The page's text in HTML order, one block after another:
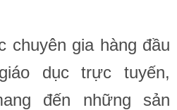
chuyên gia hàng đầu
dục trực tuyến,
đến những sản